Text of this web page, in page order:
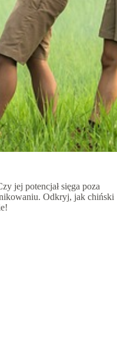
jej potencjał sięga poza
Odkryj, jak chiński